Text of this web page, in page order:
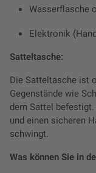
Wasserflasche
Elektronik
Satteltasche:
Die Satteltasche ist
Gegenstände wie
dem Sattel
und einen sicheren
schwingt.
Was können Sie in